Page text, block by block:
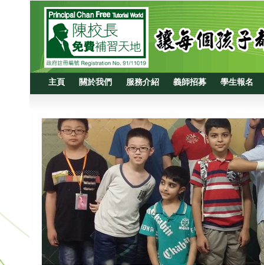
主頁 關於我們 服務介紹 義師招募 學生報名